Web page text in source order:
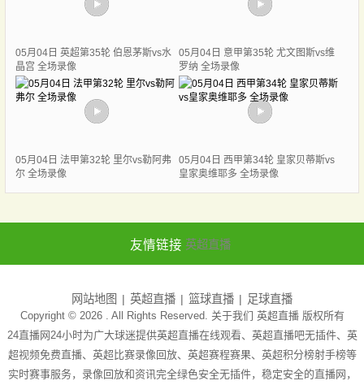
05月04日 英超第35轮 伯恩茅斯vs水
晶宫 全场录像
05月04日 意甲第35轮 尤文图斯vs维
罗纳 全场录像
05月04日 法甲第32轮 里尔vs勒阿弗
尔 全场录像
05月04日 西甲第34轮 皇家贝蒂斯vs
皇家奥维耶多 全场录像
友情链接 英超直播
网站地图 英超直播 篮球直播 足球直播
Copyright © 2026 . All Rights Reserved. 关于我们 英超直播版权所有
24直播网24小时为广大球迷提供英超直播在线观看、英超直播吧无插件、英
超视频免费直播、英超比赛录像回放、英超赛程赛果、英超积分榜射手榜等
实时赛事服务，录像回放和资讯完全绿色安全无插件，稳定安全的直播网，